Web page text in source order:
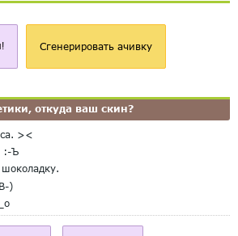
Сгенерировать ачивку
откуда ваш скин?
><
:-Ъ
)